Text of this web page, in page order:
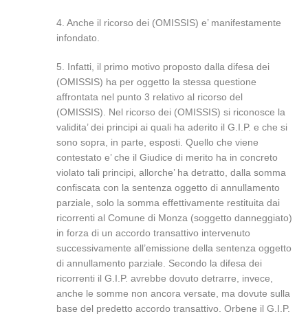
4. Anche il ricorso dei (OMISSIS) e’ manifestamente
infondato.
5. Infatti, il primo motivo proposto dalla difesa dei
(OMISSIS) ha per oggetto la stessa questione
affrontata nel punto 3 relativo al ricorso del
(OMISSIS). Nel ricorso dei (OMISSIS) si riconosce la
validita’ dei principi ai quali ha aderito il G.I.P. e che si
sono sopra, in parte, esposti. Quello che viene
contestato e’ che il Giudice di merito ha in concreto
violato tali principi, allorche’ ha detratto, dalla somma
confiscata con la sentenza oggetto di annullamento
parziale, solo la somma effettivamente restituita dai
ricorrenti al Comune di Monza (soggetto danneggiato)
in forza di un accordo transattivo intervenuto
successivamente all’emissione della sentenza oggetto
di annullamento parziale. Secondo la difesa dei
ricorrenti il G.I.P. avrebbe dovuto detrarre, invece,
anche le somme non ancora versate, ma dovute sulla
base del predetto accordo transattivo. Orbene il G.I.P.